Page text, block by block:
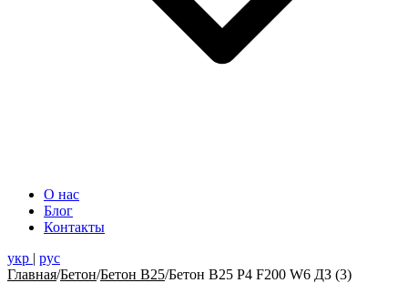
О нас
Блог
Контакты
укр | рус
Главная/Бетон/Бетон В25/Бетон В25 Р4 F200 W6 ДЗ (3)